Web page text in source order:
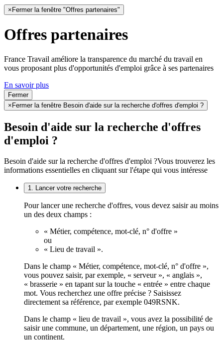
× Fermer la fenêtre "Offres partenaires"
Offres partenaires
France Travail améliore la transparence du marché du travail en
vous proposant plus d'opportunités d'emploi grâce à ses partenaires
En savoir plus
Fermer
×Fermer la fenêtre Besoin d'aide sur la recherche d'offres d'emploi ?
Besoin d'aide sur la recherche d'offres
d'emploi ?
Besoin d'aide sur la recherche d'offres d'emploi ?Vous trouverez les
informations essentielles en cliquant sur l'étape qui vous intéresse
1. Lancer votre recherche
Pour lancer une recherche d'offres, vous devez saisir au moins
un des deux champs :
« Métier, compétence, mot-clé, n° d'offre »
ou
« Lieu de travail ».
Dans le champ « Métier, compétence, mot-clé, n° d'offre »,
vous pouvez saisir, par exemple, « serveur », « anglais »,
« brasserie » en tapant sur la touche « entrée » entre chaque
mot. Vous recherchez une offre précise ? Saisissez
directement sa référence, par exemple 049RSNK.
Dans le champ « lieu de travail », vous avez la possibilité de
saisir une commune, un département, une région, un pays ou
un continent.